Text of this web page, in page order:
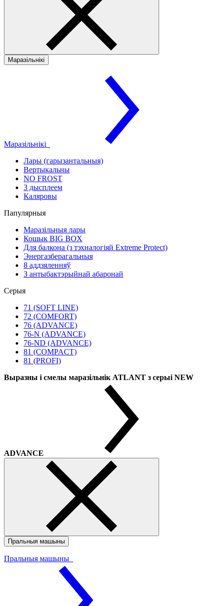
Маразільнікі
Маразільнікі
Лары (гарызантальныя)
Вертыкальны
NO FROST
З дысплеем
Каляровы
Папулярныя
Маразільныя лары
Кошык BIG BOX
Для балкона (з тэхналогіяй Extreme Protect)
Энергазберагальныя
8 аддзяленняў
З антыбактэрыйнай абаронай
Серыя
71 (SOFT LINE)
72 (COMFORT)
76 (ADVANCE)
76-N (ADVANCE)
76-ND (ADVANCE)
81 (COMPACT)
81 (PROFI)
Выразны і смелы маразільнік ATLANT з серыі NEW
ADVANCE
Пральныя машыны
Пральныя машыны